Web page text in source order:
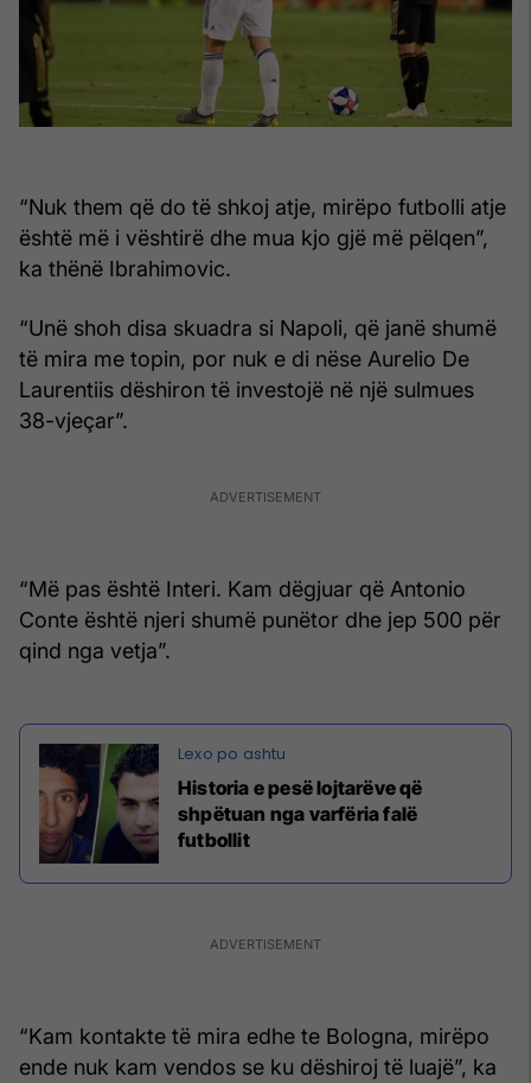
“Nuk them që do të shkoj atje, mirëpo futbolli atje
është më i vështirë dhe mua kjo gjë më pëlqen”,
ka thënë Ibrahimovic.
“Unë shoh disa skuadra si Napoli, që janë shumë
të mira me topin, por nuk e di nëse Aurelio De
Laurentiis dëshiron të investojë në një sulmues
38-vjeçar”.
“Më pas është Interi. Kam dëgjuar që Antonio
Conte është njeri shumë punëtor dhe jep 500 për
qind nga vetja”.
Historia e pesë lojtarëve që
shpëtuan nga varfëria falë
futbollit
“Kam kontakte të mira edhe te Bologna, mirëpo
ende nuk kam vendos se ku dëshiroj të luajë”, ka